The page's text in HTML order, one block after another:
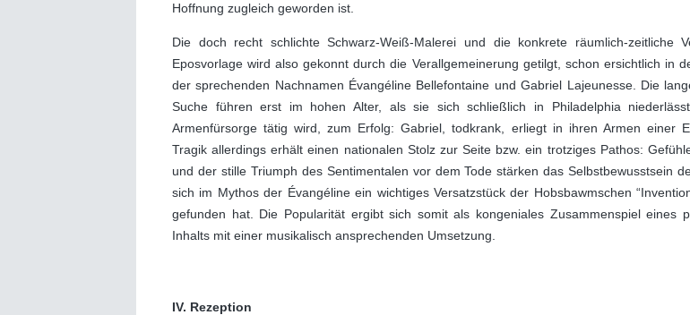
Hoffnung zugleich geworden ist.
Die doch recht schlichte Schwarz-Weiß-Malerei und die konkrete räumlich-zeitliche
Eposvorlage wird also gekonnt durch die Verallgemeinerung getilgt, schon ersichtlich in
der sprechenden Nachnamen Évangéline Bellefontaine und Gabriel Lajeunesse. Die
Suche führen erst im hohen Alter, als sie sich schließlich in Philadelphia
Armenfürsorge tätig wird, zum Erfolg: Gabriel, todkrank, erliegt in ihren Armen einer
Tragik allerdings erhält einen nationalen Stolz zur Seite bzw. ein trotziges Pathos:
und der stille Triumph des Sentimentalen vor dem Tode stärken das Selbstbewusstsein
sich im Mythos der Évangéline ein wichtiges Versatzstück der Hobsbawmschen
gefunden hat. Die Popularität ergibt sich somit als kongeniales Zusammenspiel eines
Inhalts mit einer musikalisch ansprechenden Umsetzung.
IV. Rezeption